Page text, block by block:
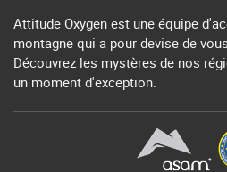
Attitude Oxygen est une équipe
montagne qui a pour devise de
Découvrez les mystères de nos
un moment d'exception.